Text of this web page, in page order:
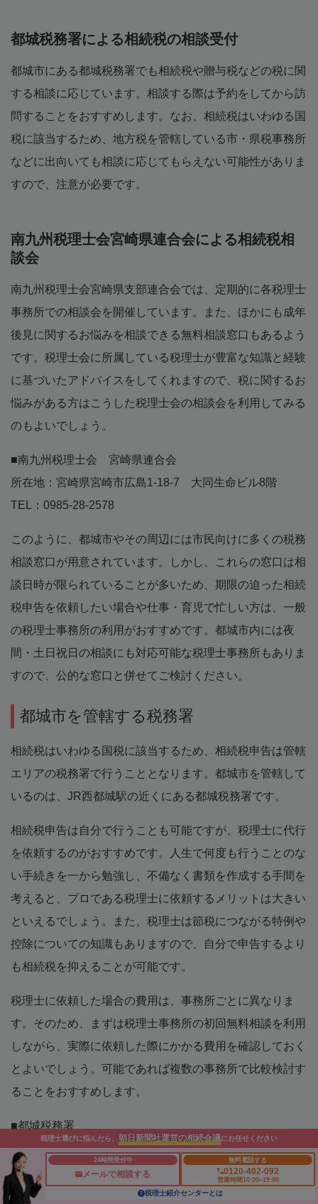
都城税務署による相続税の相談受付
都城市にある都城税務署でも相続税や贈与税などの税に関
する相談に応じています。相談する際は予約をしてから訪
問することをおすすめします。なお、相続税はいわゆる国
税に該当するため、地方税を管轄している市・県税事務所
などに出向いても相談に応じてもらえない可能性がありま
すので、注意が必要です。
南九州税理士会宮崎県連合会による相続税相
談会
南九州税理士会宮崎県支部連合会では、定期的に各税理士
事務所での相談会を開催しています。また、ほかにも成年
後見に関するお悩みを相談できる無料相談窓口もあるよう
です。税理士会に所属している税理士が豊富な知識と経験
に基づいたアドバイスをしてくれますので、税に関するお
悩みがある方はこうした税理士会の相談会を利用してみる
のもよいでしょう。
■南九州税理士会 宮崎県連合会
所在地：宮崎県宮崎市広島1-18-7 大同生命ビル8階
TEL：0985-28-2578
このように、都城市やその周辺には市民向けに多くの税務
相談窓口が用意されています。しかし、これらの窓口は相
談日時が限られていることが多いため、期限の迫った相続
税申告を依頼したい場合や仕事・育児で忙しい方は、一般
の税理士事務所の利用がおすすめです。都城市内には夜
間・土日祝日の相談にも対応可能な税理士事務所もありま
すので、公的な窓口と併せてご検討ください。
都城市を管轄する税務署
相続税はいわゆる国税に該当するため、相続税申告は管轄
エリアの税務署で行うこととなります。都城市を管轄して
いるのは、JR西都城駅の近くにある都城税務署です。
相続税申告は自分で行うことも可能ですが、税理士に代行
を依頼するのがおすすめです。人生で何度も行うことのな
い手続きを一から勉強し、不備なく書類を作成する手間を
考えると、プロである税理士に依頼するメリットは大きい
といえるでしょう。また、税理士は節税につながる特例や
控除についての知識もありますので、自分で申告するより
も相続税を抑えることが可能です。
税理士に依頼した場合の費用は、事務所ごとに異なりま
す。そのため、まずは税理士事務所の初回無料相談を利用
しながら、実際に依頼した際にかかる費用を確認しておく
とよいでしょう。可能であれば複数の事務所で比較検討す
ることをおすすめします。
■都城税務署
所在地：宮崎県都城市上町2街区11号 都城合同庁舎
TEL：0986-22-4377
JR「西都城駅」より徒歩約5分
税理士選びに悩んだら、 朝日新聞社運営の相続会議にお任せください
24時間受付中
メールで相談する
無料電話する
0120-402-092
営業時間10:00~19:00
税理士紹介センターとは